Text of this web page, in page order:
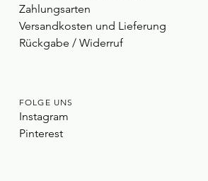
Zahlungsarten
Versandkosten und Lieferung
Rückgabe / Widerruf
FOLGE UNS
Instagram
Pinterest